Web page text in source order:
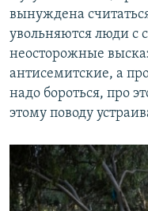
вынуждена
увольняются люди с
неосторожные
антисемитские, а
надо бороться, про
этому поводу